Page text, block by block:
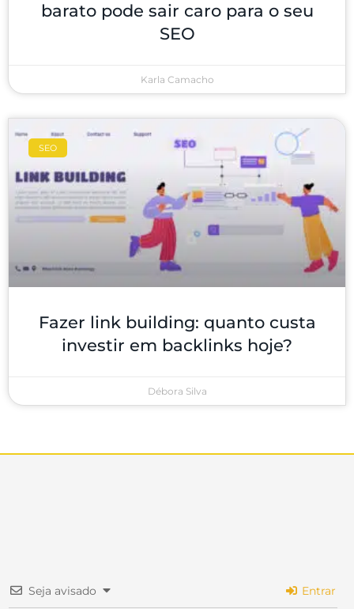
barato pode sair caro para o seu
SEO
Karla Camacho
SEO
Fazer link building: quanto custa
investir em backlinks hoje?
Débora Silva
Seja avisado Entrar